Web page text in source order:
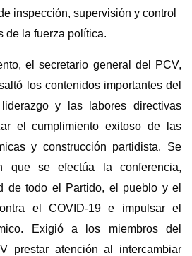
inspección, supervisión y control
de la fuerza política.
el secretario general del PCV,
los contenidos importantes del
y las labores directivas
el cumplimiento exitoso de las
y construcción partidista. Se
que se efectúa la conferencia,
de todo el Partido, el pueblo y el
el COVID-19 e impulsar el
Exigió a los miembros del
prestar atención al intercambiar